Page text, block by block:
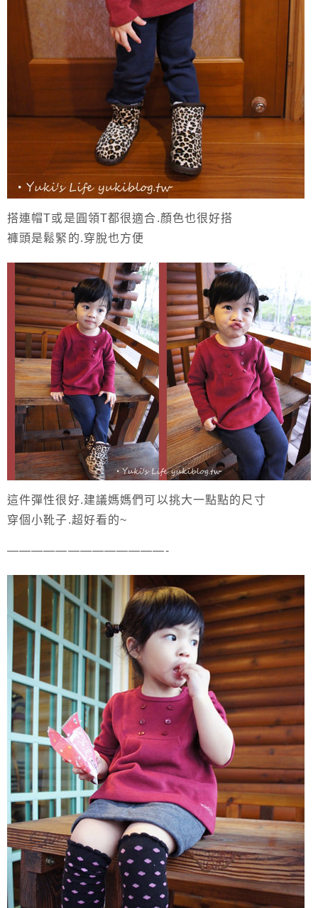
搭連帽T或是圓領T都很適合.顏色也很好搭
褲頭是鬆緊的.穿脫也方便
這件彈性很好.建議媽媽們可以挑大一點點的尺寸
穿個小靴子.超好看的~
—————————————-